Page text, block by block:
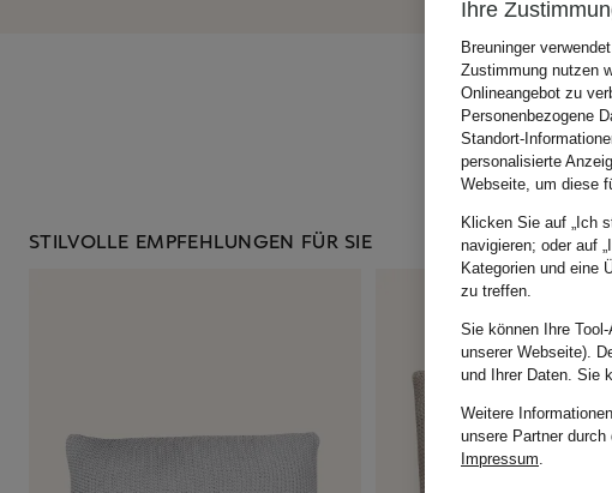
STILVOLLE EMPFEHLUNGEN FÜR SIE
Ihre
Breuninger
Zustimmung nutzen
Onlineangebot zu
Personenbezogene
Standort-
personalisierte
Webseite, um diese
Klicken Sie auf „Ich
navigieren; oder auf
Kategorien und eine
zu treffen.
Sie können Ihre
unserer Webseite).
und Ihrer Daten. Sie
Weitere
unsere Partner
Impressum.